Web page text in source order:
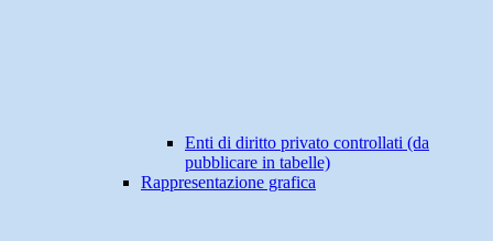
Enti di diritto privato controllati (da
pubblicare in tabelle)
Rappresentazione grafica